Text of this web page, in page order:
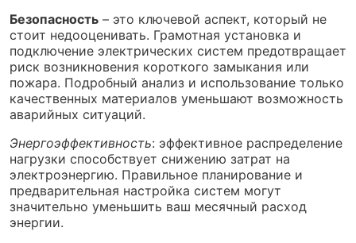
Безопасность – это ключевой аспект, который не
стоит недооценивать. Грамотная установка и
подключение электрических систем предотвращает
риск возникновения короткого замыкания или
пожара. Подробный анализ и использование только
качественных материалов уменьшают возможность
аварийных ситуаций.
Энергоэффективность: эффективное распределение
нагрузки способствует снижению затрат на
электроэнергию. Правильное планирование и
предварительная настройка систем могут
значительно уменьшить ваш месячный расход
энергии.